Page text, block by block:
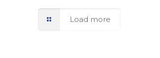
Load more